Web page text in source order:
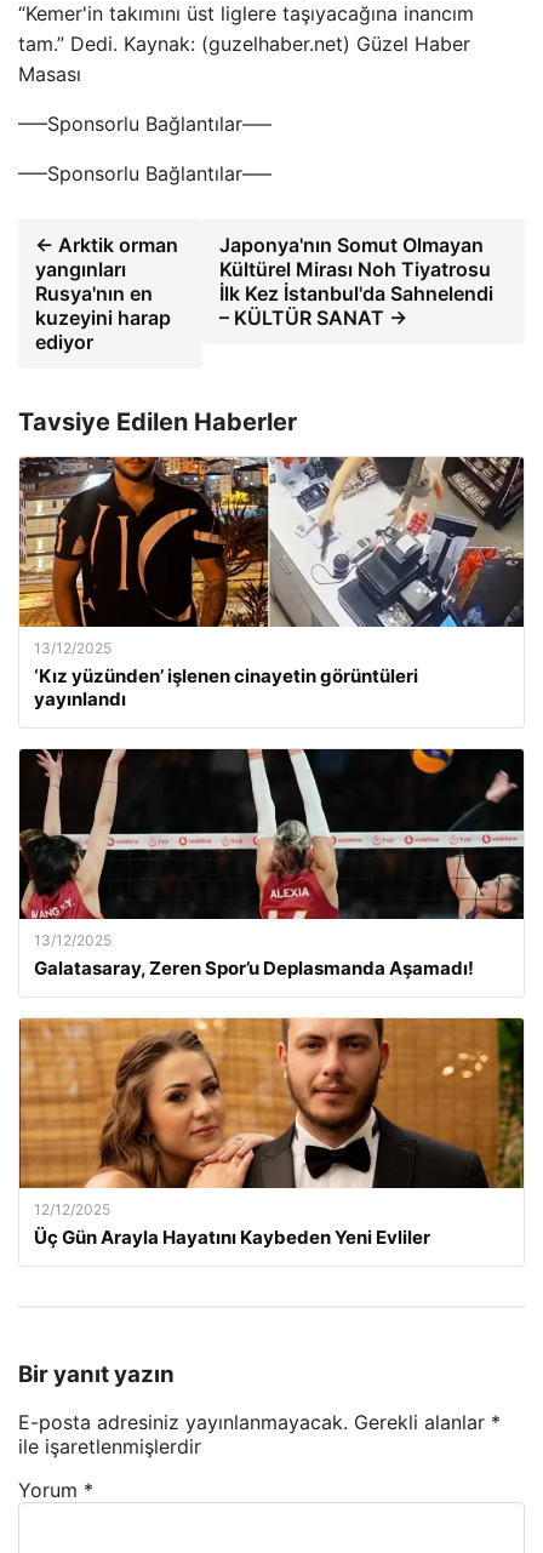
“Kemer'in takımını üst liglere taşıyacağına inancım
tam.” Dedi. Kaynak: (guzelhaber.net) Güzel Haber
Masası
—–Sponsorlu Bağlantılar—–
—–Sponsorlu Bağlantılar—–
← Arktik orman
yangınları
Rusya'nın en
kuzeyini harap
ediyor
Japonya'nın Somut Olmayan
Kültürel Mirası Noh Tiyatrosu
İlk Kez İstanbul'da Sahnelendi
– KÜLTÜR SANAT →
Tavsiye Edilen Haberler
13/12/2025
‘Kız yüzünden’ işlenen cinayetin görüntüleri
yayınlandı
13/12/2025
Galatasaray, Zeren Spor’u Deplasmanda Aşamadı!
12/12/2025
Üç Gün Arayla Hayatını Kaybeden Yeni Evliler
Bir yanıt yazın
E-posta adresiniz yayınlanmayacak. Gerekli alanlar *
ile işaretlenmişlerdir
Yorum *